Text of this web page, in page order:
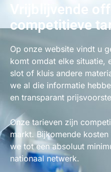
Vrijblijvende
competitieve
Op onze website vindt u
komt omdat elke situatie,
slot of kluis andere
we al die informatie
en transparant
Onze tarieven zijn
markt. Bijkomende
we tot een absoluut
nationaal netwerk.